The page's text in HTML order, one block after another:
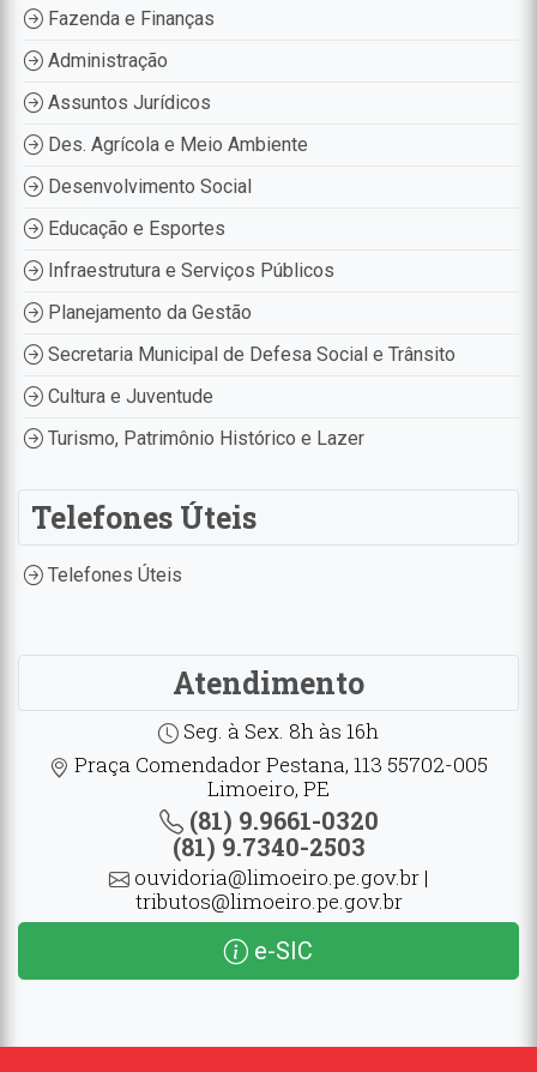
Fazenda e Finanças
Administração
Assuntos Jurídicos
Des. Agrícola e Meio Ambiente
Desenvolvimento Social
Educação e Esportes
Infraestrutura e Serviços Públicos
Planejamento da Gestão
Secretaria Municipal de Defesa Social e Trânsito
Cultura e Juventude
Turismo, Patrimônio Histórico e Lazer
Telefones Úteis
Telefones Úteis
Atendimento
Seg. à Sex. 8h às 16h
Praça Comendador Pestana, 113 55702-005
Limoeiro, PE
(81) 9.9661-0320
(81) 9.7340-2503
ouvidoria@limoeiro.pe.gov.br |
tributos@limoeiro.pe.gov.br
e-SIC